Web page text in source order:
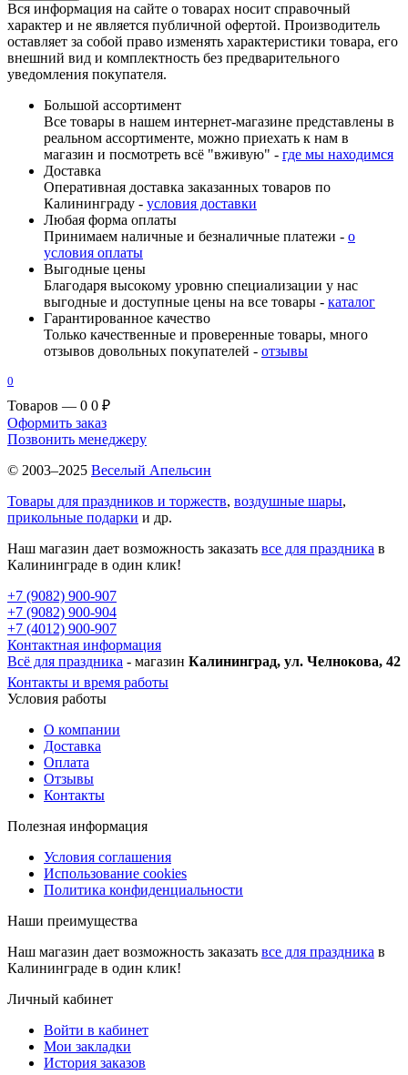
Вся информация на сайте о товарах носит справочный
характер и не является публичной офертой. Производитель
оставляет за собой право изменять характеристики товара, его
внешний вид и комплектность без предварительного
уведомления покупателя.
Большой ассортимент
Все товары в нашем интернет-магазине представлены в
реальном ассортименте, можно приехать к нам в
магазин и посмотреть всё "вживую" - где мы находимся
Доставка
Оперативная доставка заказанных товаров по
Калининграду - условия доставки
Любая форма оплаты
Принимаем наличные и безналичные платежи - о
условия оплаты
Выгодные цены
Благодаря высокому уровню специализации у нас
выгодные и доступные цены на все товары - каталог
Гарантированное качество
Только качественные и проверенные товары, много
отзывов довольных покупателей - отзывы
0
Товаров — 0 0 ₽
Оформить заказ
Позвонить менеджеру
© 2003–2025 Веселый Апельсин
Товары для праздников и торжеств, воздушные шары,
прикольные подарки и др.
Наш магазин дает возможность заказать все для праздника в
Калининграде в один клик!
+7 (9082) 900-907
+7 (9082) 900-904
+7 (4012) 900-907
Контактная информация
Всё для праздника - магазин Калининград, ул. Челнокова, 42
Контакты и время работы
Условия работы
О компании
Доставка
Оплата
Отзывы
Контакты
Полезная информация
Условия соглашения
Использование cookies
Политика конфиденциальности
Наши преимущества
Наш магазин дает возможность заказать все для праздника в
Калининграде в один клик!
Личный кабинет
Войти в кабинет
Мои закладки
История заказов